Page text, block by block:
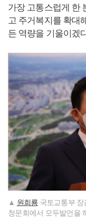
가장 고통스럽게 한
고 주거복지를 확대
든 역량을 기울이겠
▲ 원희룡 국토교통부
청문회에서 모두발언을